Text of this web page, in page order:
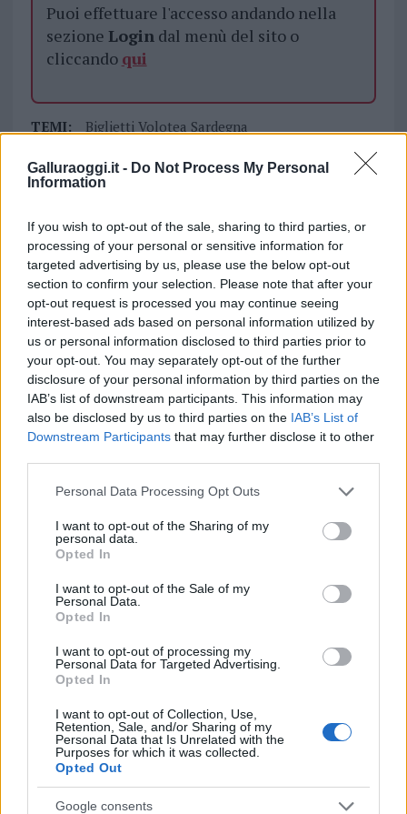
Galluraoggi.it - Do Not Process My Personal
Information
If you wish to opt-out of the sale, sharing to third parties, or
processing of your personal or sensitive information for
targeted advertising by us, please use the below opt-out
section to confirm your selection. Please note that after your
opt-out request is processed you may continue seeing
interest-based ads based on personal information utilized by
us or personal information disclosed to third parties prior to
your opt-out. You may separately opt-out of the further
disclosure of your personal information by third parties on the
IAB’s list of downstream participants. This information may
also be disclosed by us to third parties on the IAB’s List of
Downstream Participants that may further disclose it to other
Please note that this website/app uses one or more Google
not limited to your visit or usage behaviour. You may click to
grant or deny consent to Google and its third-party tags to
use your data for below specified purposes in below Google
consent section.
Personal Data Processing Opt Outs
I want to opt-out of the Sharing of my
personal data.
Opted In
I want to opt-out of the Sale of my
Personal Data.
Opted In
I want to opt-out of processing my
Personal Data for Targeted Advertising.
Opted In
I want to opt-out of Collection, Use,
Retention, Sale, and/or Sharing of my
Personal Data that Is Unrelated with the
Purposes for which it was collected.
Opted Out
Google consents
Puoi effettuare l'accesso andando nella
sezione Login dal menù del sito o
cliccando qui
TEMI:
Biglietti Volotea Sardegna
Continuità Territoriale Sardegna
Notizie Sardegna
Notizie in tempo reale?
Entra nel canale telegram di
GalluraOggi.it
Inviaci le tue segnalazioni,
i tuoi video e le tue foto
Su WhatsApp al numero +39
345 356 7512
Ricevi le nostre ultime news
daGoogle News
Condividi l'articolo
F
a
ce
b
T
w
it
te
Pi
n
te
re
W
h
at
s
S
h
a
re